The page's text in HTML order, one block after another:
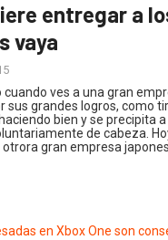
entregar a
vaya
ves a una gran
sus grandes logros, como
bien y se precipita
de cabeza.
gran empresa